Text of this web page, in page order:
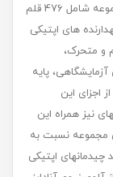
نیاز در یک آزمایشگاه اپتیک یا لیزر می‏باشد. این مجموعه شامل 476 قلم
های اپتیکی
و متحرک،
پایه‏
اجزای این
نیز همراه این
مجموعه نسبت به
اپتیکی